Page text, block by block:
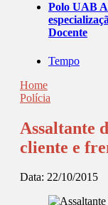
Polo UAB
Docente
Tempo
Home
Polícia
Assaltante
cliente e
Data: 22/10/2015